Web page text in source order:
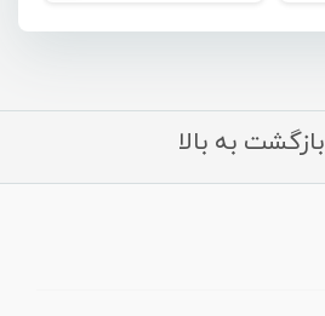
بازگشت به بالا